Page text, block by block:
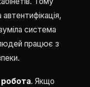
система
працює з
. Якщо